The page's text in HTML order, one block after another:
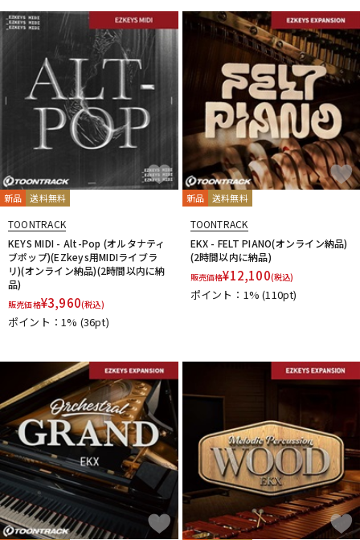
新品 送料無料
TOONTRACK
KEYS MIDI - Alt-Pop (オルタナティ
ブポップ)(EZkeys用MIDIライブラ
リ)(オンライン納品)(2時間以内に納
品)
販売価格¥3,960(税込)
ポイント：1% (36pt)
新品 送料無料
TOONTRACK
EKX - FELT PIANO(オンライン納品)
(2時間以内に納品)
販売価格¥12,100(税込)
ポイント：1%(110pt)